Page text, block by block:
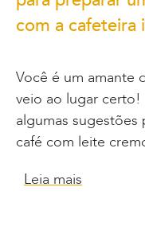
com a cafeteira
Você é um amante
veio ao lugar
algumas
café com leite
Leia mais